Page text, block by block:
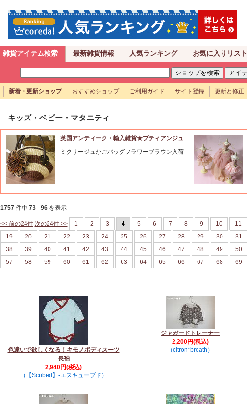
雑貨アイテム検索 最新雑貨情報 人気ランキング お気に入りリスト
新着・更新ショップ おすすめショップ ご利用ガイド サイト登録 更新と修正
キッズ・ベビー・マタニティ
英国アンティーク・輸入雑貨★プティアンジュ
ミクサージュかごバッグフラワーブラウン入荷
1757件中 73- 96を表示
<< 前の24件 次の24件 >> 1 2 3 4 5 6 7 8 9 10 11
19
20 21 22 23 24 25 26 27 28 29 30 31
38
39 40 41 42 43 44 45 46 47 48 49 50
57
58 59 60 61 62 63 64 65 66 67 68 69
色違いで欲しくなる！キモノボディスーツ
長袖
2,940円(税込)
（【Scubed】-エスキューブド）
ジャガードトレーナー
2,200円(税込)
（citron*breath）